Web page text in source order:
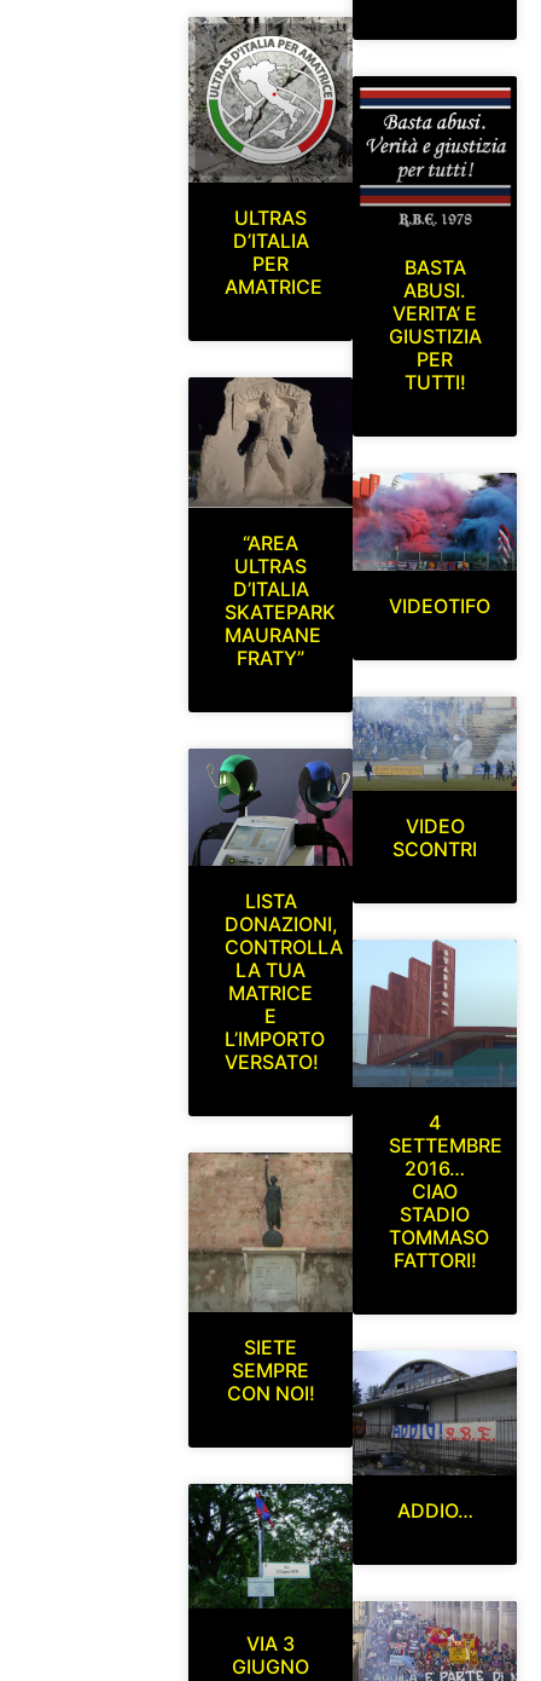
ULTRAS
D’ITALIA
PER
AMATRICE
“AREA
ULTRAS
D’ITALIA
SKATEPARK
MAURANE
FRATY”
LISTA
DONAZIONI,
CONTROLLA
LA TUA
MATRICE
E
L’IMPORTO
VERSATO!
SIETE
SEMPRE
CON NOI!
VIA 3
GIUGNO
BASTA
ABUSI.
VERITA’ E
GIUSTIZIA
PER
TUTTI!
VIDEOTIFO
VIDEO
SCONTRI
4
SETTEMBRE
2016…
CIAO
STADIO
TOMMASO
FATTORI!
ADDIO…